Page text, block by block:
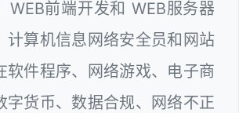
WEB前端开发和 WEB服务器
计算机信息网络安全员和网站
软件程序、网络游戏、电子商
字货币、数据合规、网络不正